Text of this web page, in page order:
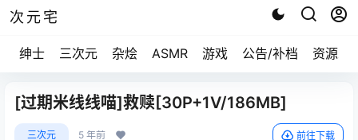
次元宅
绅士 三次元 杂烩 ASMR 游戏 公告/补档 资源求
[过期米线线喵]救赎[30P+1V/186MB]
三次元 5 年前 前往下载